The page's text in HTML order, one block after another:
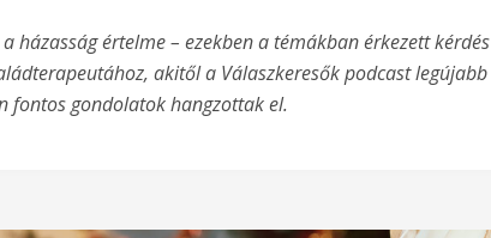
házasság értelme – ezekben a témákban érkezett kérdés
akitől a Válaszkeresők podcast legújabb
fontos gondolatok hangzottak el.